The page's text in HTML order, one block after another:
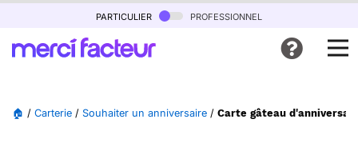
particulier professionnel
🏠 / Carterie / Souhaiter un anniversaire / Carte gâteau